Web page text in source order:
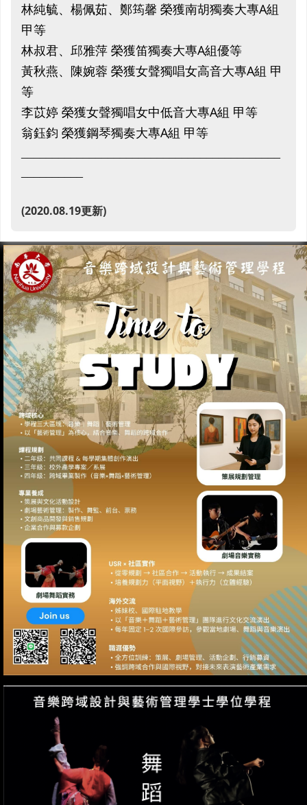
林純毓、楊佩茹、鄭筠馨 榮獲南胡獨奏大專A組
甲等
林叔君、邱雅萍 榮獲笛獨奏大專A組優等
黃秋燕、陳婉蓉 榮獲女聲獨唱女高音大專A組 甲
等
李苡婷 榮獲女聲獨唱女中低音大專A組 甲等
翁鈺鈞 榮獲鋼琴獨奏大專A組 甲等
(2020.08.19更新)